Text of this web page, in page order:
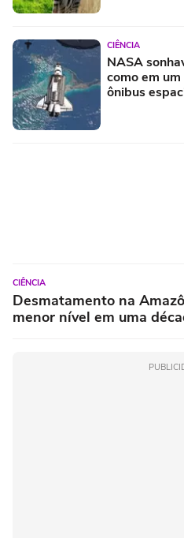
CIÊNCIA
NASA
como em
ônibus
CIÊNCIA
Desmatamento na
menor nível em uma